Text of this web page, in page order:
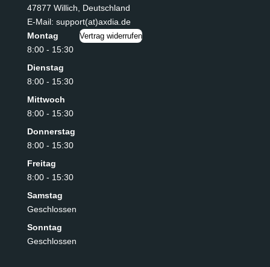
47877 Willich
Deutschland
E-Mail: support(at)axdia.de
Montag
8:00 - 15:30
Dienstag
8:00 - 15:30
Mittwoch
8:00 - 15:30
Donnerstag
8:00 - 15:30
Freitag
8:00 - 15:30
Samstag
Geschlossen
Sonntag
Geschlossen
Vertrag widerrufen